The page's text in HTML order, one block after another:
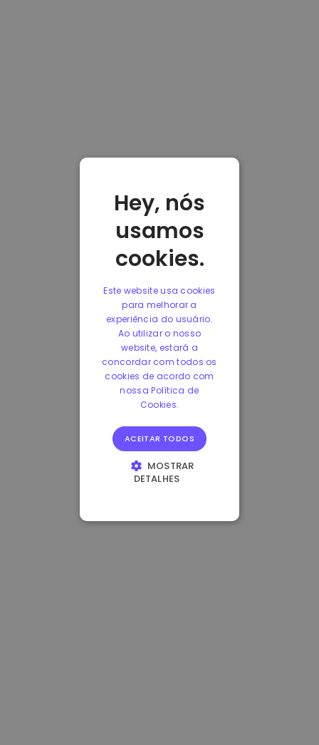
Hey, nós
usamos
cookies.
Este website usa cookies
para melhorar a
experiência do usuário.
Ao utilizar o nosso
website, estará a
concordar com todos os
cookies de acordo com
nossa Política de
Cookies.
ACEITAR TODOS
MOSTRAR
DETALHES